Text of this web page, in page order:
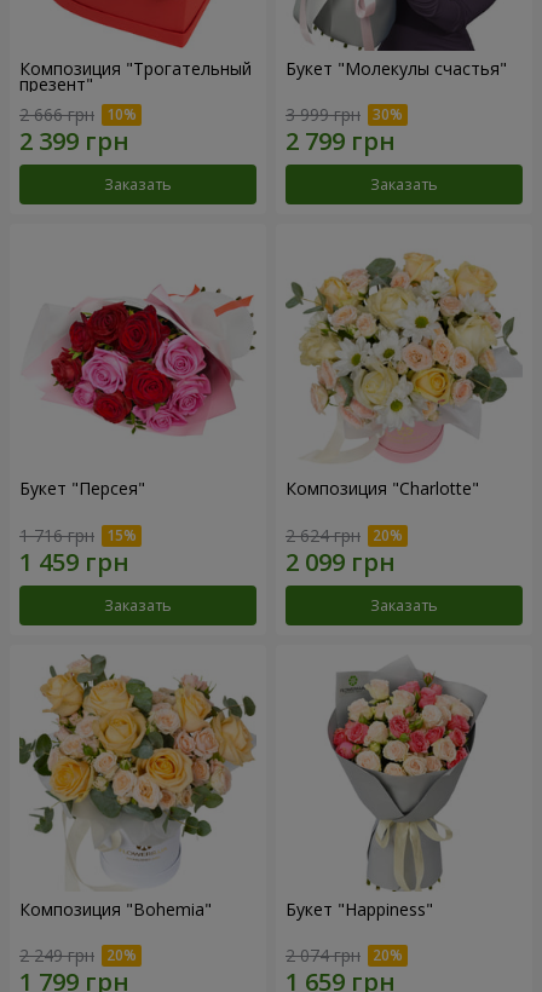
Композиция "Трогательный
презент"
2 666 грн
Заказать
Букет "Молекулы счастья"
3 999 грн
Заказать
Букет "Персея"
1 716 грн
Заказать
Композиция "Charlotte"
2 624 грн
Заказать
Композиция "Bohemia"
2 249 грн
Букет "Happiness"
2 074 грн